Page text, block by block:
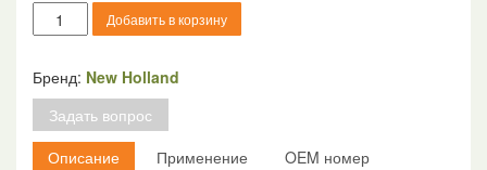
Количество
товара
вязального
аппарата,
пресс-
подборщик
New
Добавить в корзину
Бренд: New Holland
Задать вопрос
Описание
Применение
OEM номер